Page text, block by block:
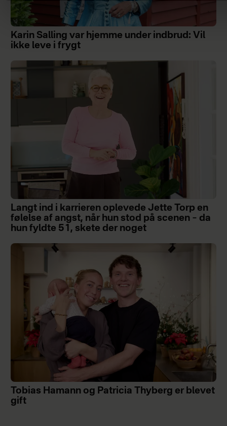
Karin Salling var hjemme under indbrud: Vil
ikke leve i frygt
Langt ind i karrieren oplevede Jette Torp en
følelse af angst, når hun stod på scenen – da
hun fyldte 51, skete der noget
Tobias Hamann og Patricia Thyberg er blevet
gift